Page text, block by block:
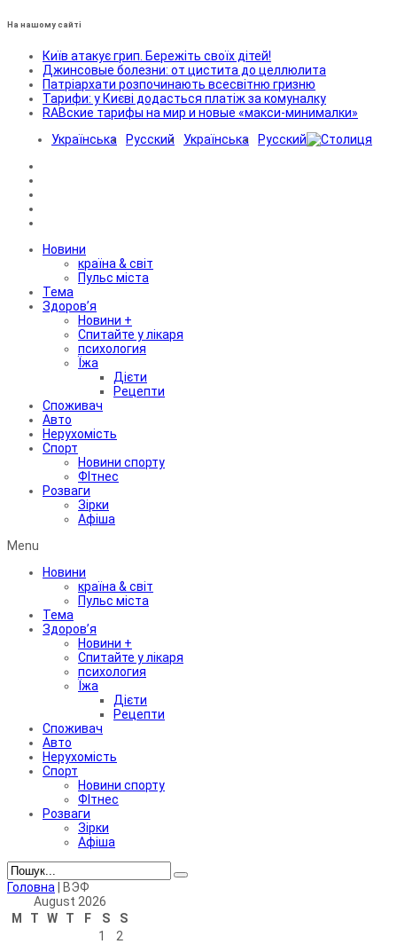
На нашому сайті
Київ атакує грип. Бережіть своїх дітей!
Джинсовые болезни: от цистита до целлюлита
Патріархати розпочинають всесвітню гризню
Тарифи: у Києві додасться платіж за комуналку
RABские тарифы на мир и новые «макси-минималки»
Українська
Русский Українська Русский
Новини
країна & світ
Пульс міста
Тема
Здоров’я
Новини +
Спитайте у лікаря
психология
Їжа
Дієти
Рецепти
Споживач
Авто
Нерухомість
Спорт
Новини спорту
ФІтнес
Розваги
Зірки
Афіша
Menu
Новини
країна & світ
Пульс міста
Тема
Здоров’я
Новини +
Спитайте у лікаря
психология
Їжа
Дієти
Рецепти
Споживач
Авто
Нерухомість
Спорт
Новини спорту
ФІтнес
Розваги
Зірки
Афіша
Головна
ВЭФ
August 2026
M
T W T F S
S
1
2